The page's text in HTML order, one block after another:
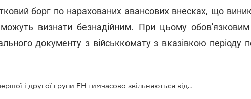
борг по нарахованих авансових внесках, що
можуть визнати безнадійним. При цьому
документу з військкомату з вказівкою періоду
Підприємці першої і другої групи ЕН тимчасово звільняються від сплати податку